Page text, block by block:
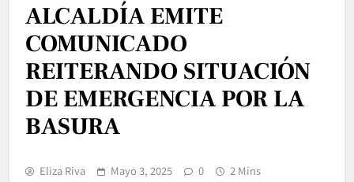
ALCALDÍA EMITE
COMUNICADO
REITERANDO SITUACIÓN
DE EMERGENCIA POR LA
BASURA
Eliza Riva Mayo 3, 2025 0 2 Mins